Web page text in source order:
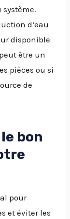
d’eau
disponible
être un
pièces ou si
de
bon
pour
et éviter les